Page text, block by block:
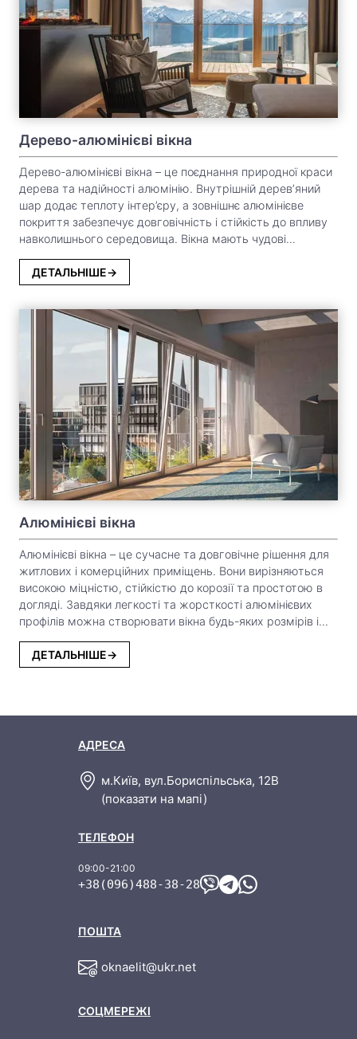
Дерево-алюмінієві вікна
Дерево-алюмінієві вікна – це поєднання природної краси
дерева та надійності алюмінію. Внутрішній дерев’яний
шар додає теплоту інтер’єру, а зовнішнє алюмінієве
покриття забезпечує довговічність і стійкість до впливу
навколишнього середовища. Вікна мають чудові
потребують складного догляду. Це ідеальний вибір для
тих, хто цінує комфорт, естетику та якість.
ДЕТАЛЬНІШЕ
Алюмінієві вікна
Алюмінієві вікна – це сучасне та довговічне рішення для
житлових і комерційних приміщень. Вони вирізняються
високою міцністю, стійкістю до корозії та простотою в
догляді. Завдяки легкості та жорсткості алюмінієвих
профілів можна створювати вікна будь-яких розмірів і
шумоізоляцію завдяки сучасним технологіям. Ідеальний
вибір для тих, хто цінує стиль, надійність і
ДЕТАЛЬНІШЕ
м.Київ, вул.Бориспільська, 12В
(показати на мапі)
+38(096)488-38-28
oknaelit@ukr.net